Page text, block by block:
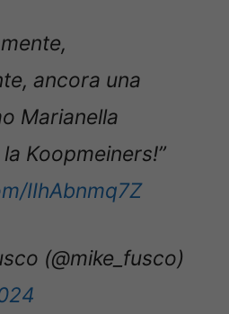
ancora una
Marianella
Koopmeiners!”
IIhAbnmq7Z
(@mike_fusco)